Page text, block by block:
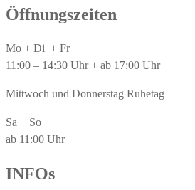
Öffnungszeiten
Mo + Di + Fr
11:00 – 14:30 Uhr + ab 17:00 Uhr
Mittwoch und Donnerstag Ruhetag
Sa + So
ab 11:00 Uhr
INFOs